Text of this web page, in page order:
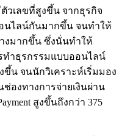
วเลขที่สูงขึ้น จากธุรกิจ
นไลน์กันมากขึ้น จนทำให้
างมากขึ้น ซึ่งนั่นทำให้
ทำธุรกรรมแบบออนไลน์
ขึ้น จนนักวิเคราะห์เริ่มมอง
ช่องทางการจ่ายเงินผ่าน
สูงขึ้นถึงกว่า 375